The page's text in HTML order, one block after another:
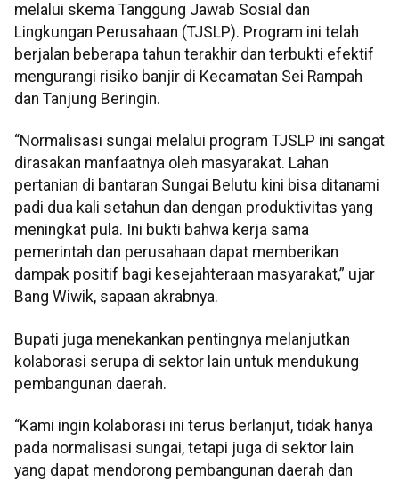
melalui skema Tanggung Jawab Sosial dan
Lingkungan Perusahaan (TJSLP). Program ini telah
berjalan beberapa tahun terakhir dan terbukti efektif
mengurangi risiko banjir di Kecamatan Sei Rampah
dan Tanjung Beringin.
“Normalisasi sungai melalui program TJSLP ini sangat
dirasakan manfaatnya oleh masyarakat. Lahan
pertanian di bantaran Sungai Belutu kini bisa ditanami
padi dua kali setahun dan dengan produktivitas yang
meningkat pula. Ini bukti bahwa kerja sama
pemerintah dan perusahaan dapat memberikan
dampak positif bagi kesejahteraan masyarakat,” ujar
Bang Wiwik, sapaan akrabnya.
Bupati juga menekankan pentingnya melanjutkan
kolaborasi serupa di sektor lain untuk mendukung
pembangunan daerah.
“Kami ingin kolaborasi ini terus berlanjut, tidak hanya
pada normalisasi sungai, tetapi juga di sektor lain
yang dapat mendorong pembangunan daerah dan